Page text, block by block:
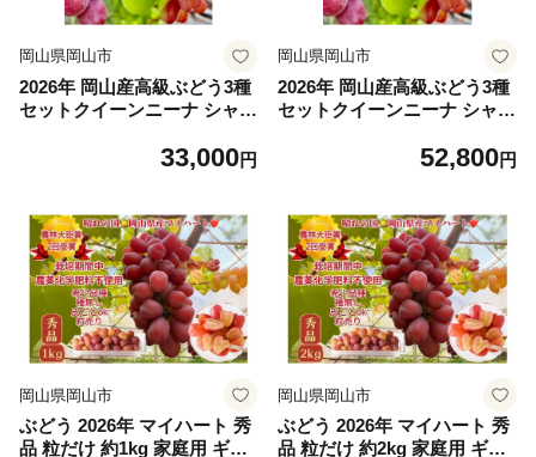
岡山県岡山市
2026年 岡山産高級ぶどう3種
セットクイーンニーナ シャイ
糖度 粒だけ1.5kg 家庭用 ギフ
直送 数量限定 新鮮 食べ比べ
2026年8月中旬から発送
33,000円
岡山県岡山市
2026年 岡山産高級ぶどう3種
セットクイーンニーナ シャイ
糖度 粒だ2.4kg 家庭用 ギフト
たて発送 農家直送 数量限定
新鮮 8月中旬から発送
52,800円
岡山県岡山市
ぶどう 2026年 マイハート 秀
品 粒だけ 約1kg 家庭用 ギフ
岡山県岡山市
ぶどう 2026年 マイハート 秀
品 粒だけ 約2kg 家庭用 ギフ